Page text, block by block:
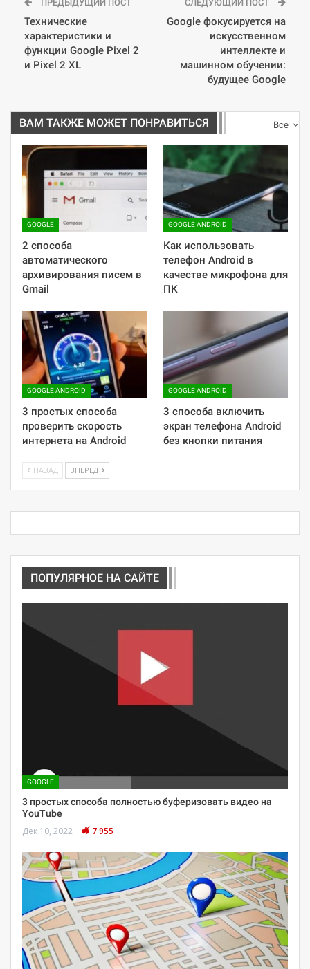
ПРЕДЫДУЩИЙ ПОСТ
Технические
характеристики и
функции Google Pixel 2
и Pixel 2 XL
СЛЕДУЮЩИЙ ПОСТ
Google фокусируется на
искусственном
интеллекте и
машинном обучении:
будущее Google
Все
ВАМ ТАКЖЕ МОЖЕТ ПОНРАВИТЬСЯ
GOOGLE
2 способа
автоматического
архивирования писем в
Gmail
GOOGLE ANDROID
Как использовать
телефон Android в
качестве микрофона для
ПК
GOOGLE ANDROID
3 простых способа
проверить скорость
интернета на Android
GOOGLE ANDROID
3 способа включить
экран телефона Android
без кнопки питания
НАЗАД ВПЕРЕД
ПОПУЛЯРНОЕ НА САЙТЕ
GOOGLE
3 простых способа полностью буферизовать видео на
YouTube
Дек 10, 2022 7 955